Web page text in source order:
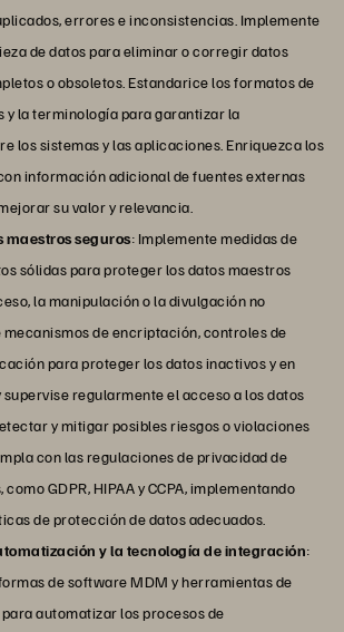
errores e inconsistencias. Implemente
de datos para eliminar o corregir datos
o obsoletos. Estandarice los formatos de
y la terminología para garantizar la
los sistemas y las aplicaciones. Enriquezca los
información adicional de fuentes externas
su valor y relevancia.
maestros seguros: Implemente medidas de
sólidas para proteger los datos maestros
la manipulación o la divulgación no
mecanismos de encriptación, controles de
para proteger los datos inactivos y en
regularmente el acceso a los datos
y mitigar posibles riesgos o violaciones
con las regulaciones de privacidad de
GDPR, HIPAA y CCPA, implementando
de protección de datos adecuados.
y la tecnología de integración:
de software MDM y herramientas de
automatizar los procesos de